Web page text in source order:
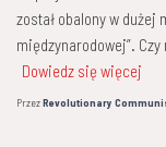
został obalony w dużej
międzynarodowej”.
Dowiedz się więcej
PrzezRevolutionary